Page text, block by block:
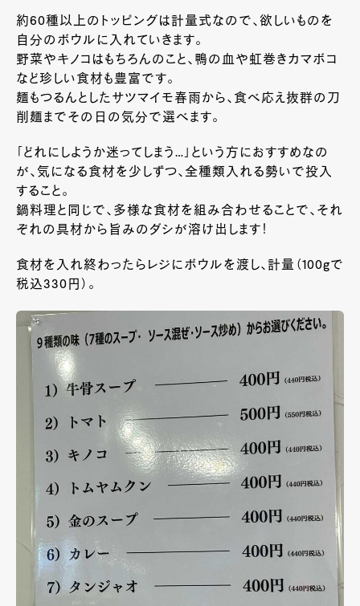
約60種以上のトッピングは計量式なので、欲しいものを
自分のボウルに入れていきます。
野菜やキノコはもちろんのこと、鴨の血や虹巻きカマボコ
など珍しい食材も豊富です。
麺もつるんとしたサツマイモ春雨から、食べ応え抜群の刀
削麺までその日の気分で選べます。
「どれにしようか迷ってしまう…」という方におすすめなの
が、気になる食材を少しずつ、全種類入れる勢いで投入
すること。
鍋料理と同じで、多様な食材を組み合わせることで、それ
ぞれの具材から旨みのダシが溶け出します！
食材を入れ終わったらレジにボウルを渡し、計量（100gで
税込330円）。